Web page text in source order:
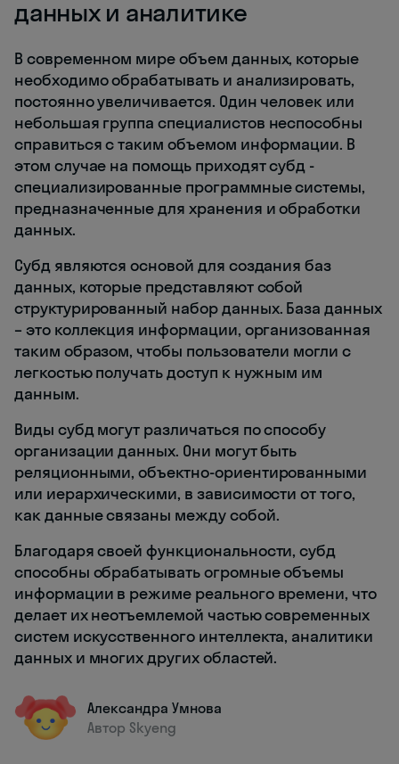
данных и аналитике
В современном мире объем данных, которые
необходимо обрабатывать и анализировать,
постоянно увеличивается. Один человек или
небольшая группа специалистов неспособны
справиться с таким объемом информации. В
этом случае на помощь приходят субд -
специализированные программные системы,
предназначенные для хранения и обработки
данных.
Субд являются основой для создания баз
данных, которые представляют собой
структурированный набор данных. База данных
– это коллекция информации, организованная
таким образом, чтобы пользователи могли с
легкостью получать доступ к нужным им
данным.
Виды субд могут различаться по способу
организации данных. Они могут быть
реляционными, объектно-ориентированными
или иерархическими, в зависимости от того,
как данные связаны между собой.
Благодаря своей функциональности, субд
способны обрабатывать огромные объемы
информации в режиме реального времени, что
делает их неотъемлемой частью современных
систем искусственного интеллекта, аналитики
данных и многих других областей.
Александра Умнова
Автор Skyeng